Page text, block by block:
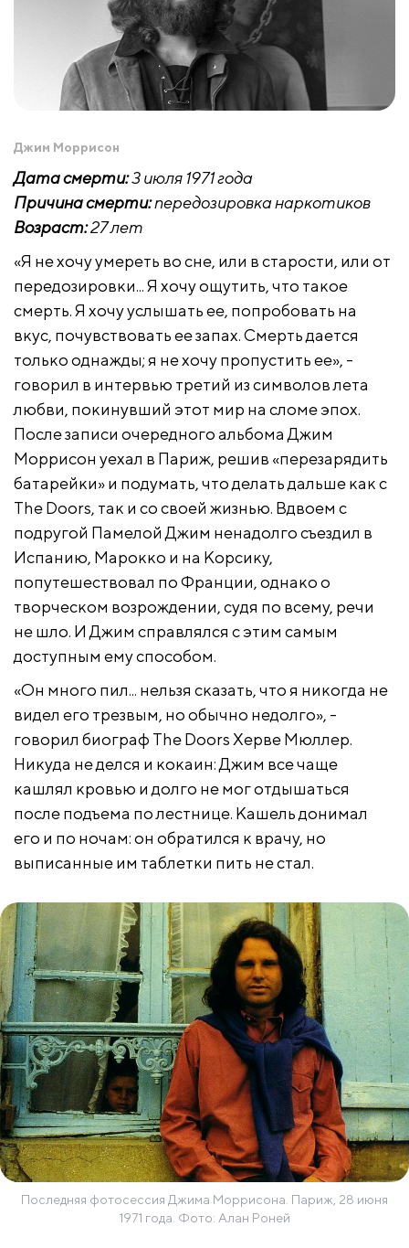
Джим Моррисон
Дата смерти:3 июля 1971 года
Причина смерти:передозировка наркотиков
Возраст:27 лет
«Я не хочу умереть во сне, или в старости, или от
передозировки... Я хочу ощутить, что такое
смерть. Я хочу услышать ее, попробовать на
вкус, почувствовать ее запах. Смерть дается
только однажды; я не хочу пропустить ее», -
говорил в интервью третий из символов лета
любви, покинувший этот мир на сломе эпох.
После записи очередного альбома Джим
Моррисон уехал в Париж, решив «перезарядить
батарейки» и подумать, что делать дальше как с
The Doors, так и со своей жизнью. Вдвоем с
подругой Памелой Джим ненадолго съездил в
Испанию, Марокко и на Корсику,
попутешествовал по Франции, однако о
творческом возрождении, судя по всему, речи
не шло. И Джим справлялся с этим самым
доступным ему способом.
«Он много пил... нельзя сказать, что я никогда не
видел его трезвым, но обычно недолго», -
говорил биограф The Doors Херве Мюллер.
Никуда не делся и кокаин: Джим все чаще
кашлял кровью и долго не мог отдышаться
после подъема по лестнице. Кашель донимал
его и по ночам: он обратился к врачу, но
выписанные им таблетки пить не стал.
Последняя фотосессия Джима Моррисона. Париж, 28 июня
1971 года. Фото: Алан Роней